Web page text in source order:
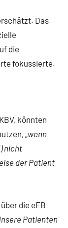
Das
die
fokussierte.
könnten
„wenn
nicht
der Patient
die eEB
Patienten